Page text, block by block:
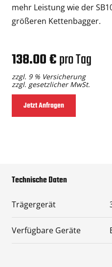
mehr Leistung wie der
größeren Kettenbagger.
138.00 €pro Tag
zzgl. 9 % Versicherung
zzgl. gesetzlicher MwSt.
Jetzt Anfragen
Technische Daten
Trägergerät
Verfügbare Geräte